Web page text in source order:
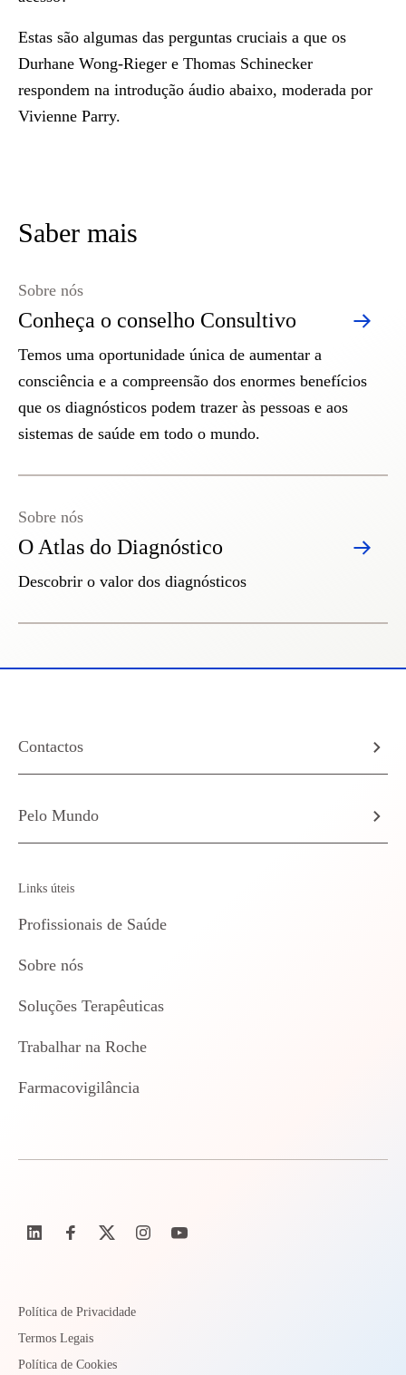
Estas são algumas das perguntas cruciais a que os
Durhane Wong-Rieger e Thomas Schinecker
respondem na introdução áudio abaixo, moderada por
Vivienne Parry.
Saber mais
Conheça o conselho Consultivo
Sobre nós
Temos uma oportunidade única de aumentar a
consciência e a compreensão dos enormes benefícios
que os diagnósticos podem trazer às pessoas e aos
sistemas de saúde em todo o mundo.
O Atlas do Diagnóstico
Sobre nós
Descobrir o valor dos diagnósticos
Contactos
Pelo Mundo
Links úteis
Profissionais de Saúde
Sobre nós
Soluções Terapêuticas
Trabalhar na Roche
Farmacovigilância
Política de Privacidade
Termos Legais
Política de Cookies